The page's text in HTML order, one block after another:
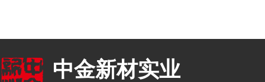
中金新材实业